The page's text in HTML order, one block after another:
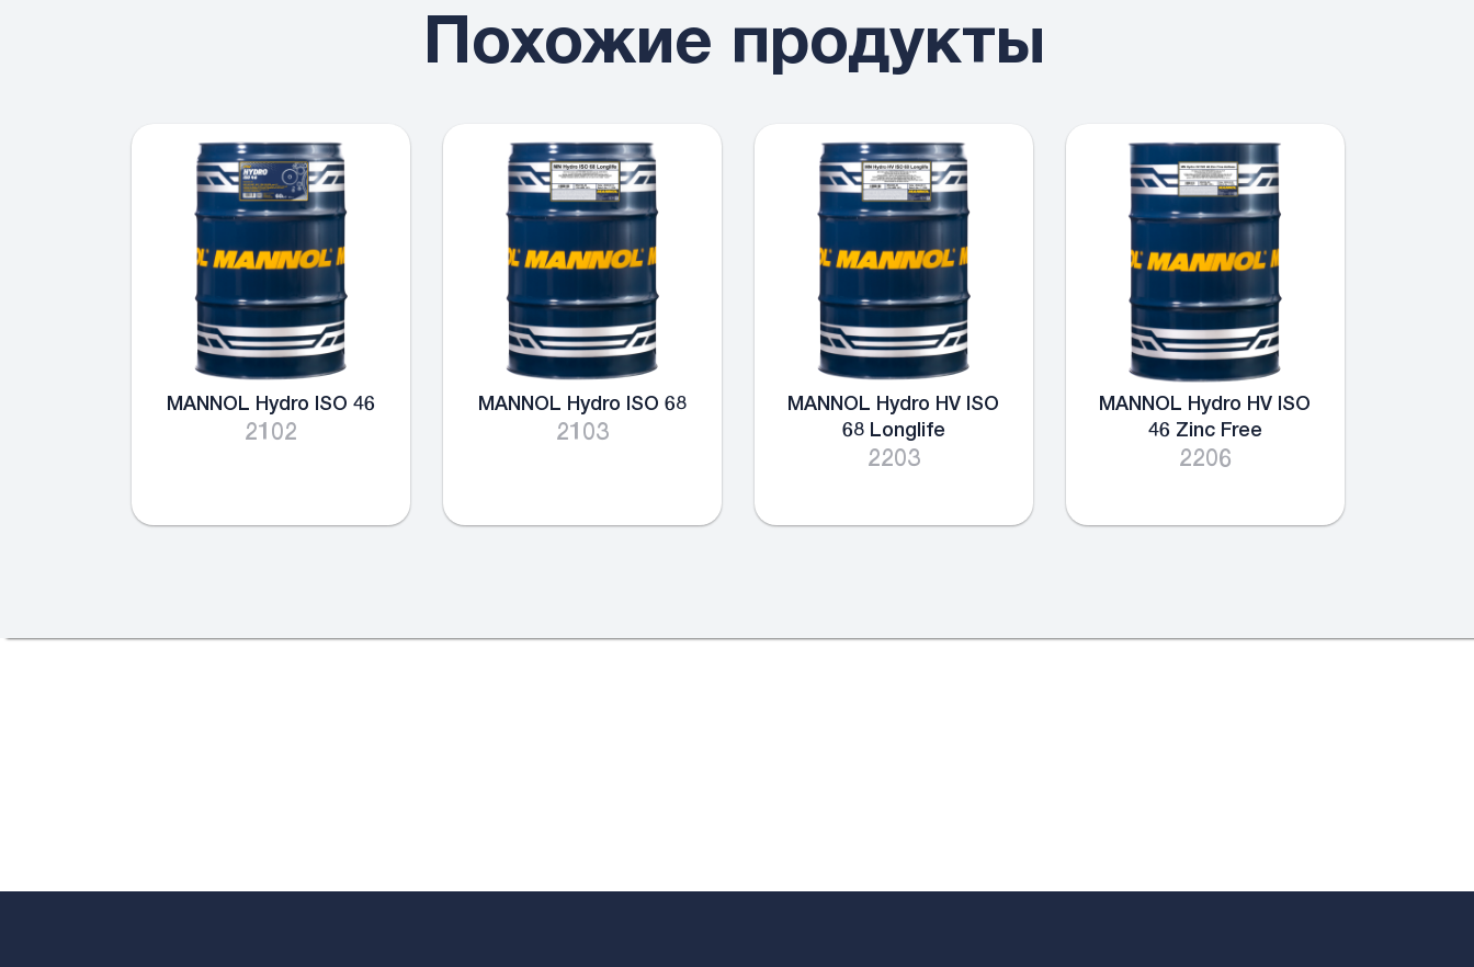
Похожие продукты
MANNOL Hydro ISO 46
2102
MANNOL Hydro ISO 68
2103
MANNOL Hydro HV ISO
68 Longlife
2203
MANNOL Hydro HV ISO
46 Zinc Free
2206